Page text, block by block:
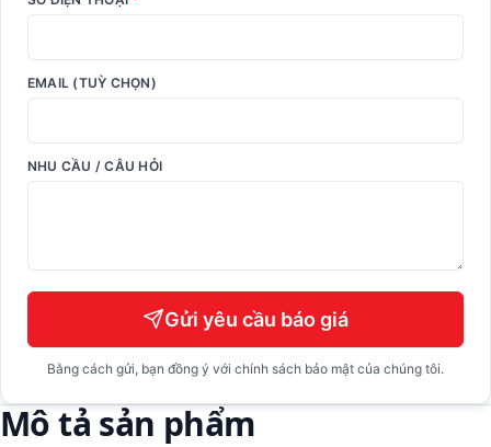
EMAIL (TUỲ CHỌN)
NHU CẦU / CÂU HỎI
Gửi yêu cầu báo giá
Bằng cách gửi, bạn đồng ý với chính sách bảo mật của chúng tôi.
Mô tả sản phẩm